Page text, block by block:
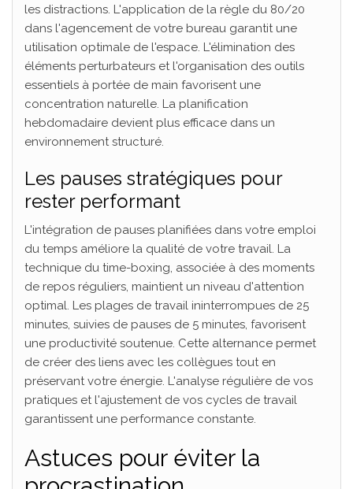
les distractions. L'application de la règle du 80/20
dans l'agencement de votre bureau garantit une
utilisation optimale de l'espace. L'élimination des
éléments perturbateurs et l'organisation des outils
essentiels à portée de main favorisent une
concentration naturelle. La planification
hebdomadaire devient plus efficace dans un
environnement structuré.
Les pauses stratégiques pour
rester performant
L'intégration de pauses planifiées dans votre emploi
du temps améliore la qualité de votre travail. La
technique du time-boxing, associée à des moments
de repos réguliers, maintient un niveau d'attention
optimal. Les plages de travail ininterrompues de 25
minutes, suivies de pauses de 5 minutes, favorisent
une productivité soutenue. Cette alternance permet
de créer des liens avec les collègues tout en
préservant votre énergie. L'analyse régulière de vos
pratiques et l'ajustement de vos cycles de travail
garantissent une performance constante.
Astuces pour éviter la